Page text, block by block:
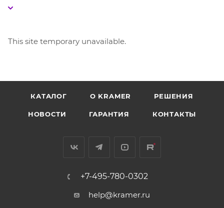
This site temporary unavailable.
КАТАЛОГ O KRAMER РЕШЕНИЯ
НОВОСТИ ГАРАНТИЯ КОНТАКТЫ
+7-495-780-0302
help@kramer.ru